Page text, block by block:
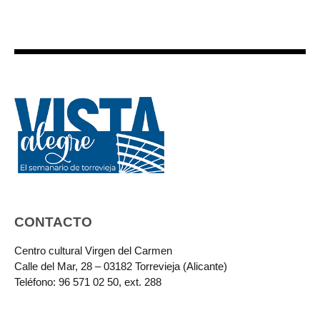
CONTACTO
Centro cultural Virgen del Carmen
Calle del Mar, 28 – 03182 Torrevieja (Alicante)
Teléfono: 96 571 02 50, ext. 288